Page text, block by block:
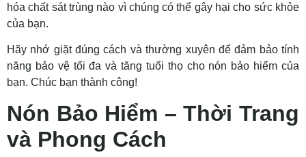
hóa chất sát trùng nào vì chúng có thể gây hại cho sức khỏe
của bạn.
Hãy nhớ giặt đúng cách và thường xuyên để đảm bảo tính
năng bảo vệ tối đa và tăng tuổi thọ cho nón bảo hiểm của
bạn. Chúc bạn thành công!
Nón Bảo Hiểm – Thời Trang
và Phong Cách